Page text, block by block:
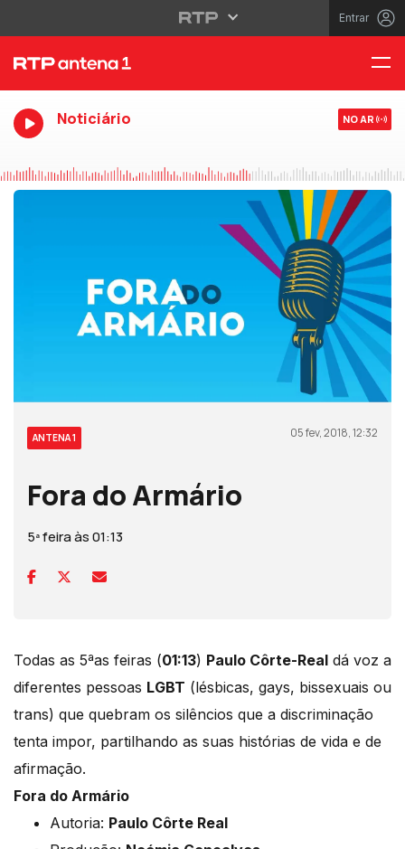
Entrar
Noticiário NO AR
ANTENA 1 05 fev, 2018, 12:32
Fora do Armário
5ª feira às 01:13
Todas as 5ªas feiras (01:13) Paulo Côrte-Real dá voz a
diferentes pessoas LGBT (lésbicas, gays, bissexuais ou
trans) que quebram os silêncios que a discriminação
tenta impor, partilhando as suas histórias de vida e de
afirmação.
Fora do Armário
Autoria: Paulo Côrte Real